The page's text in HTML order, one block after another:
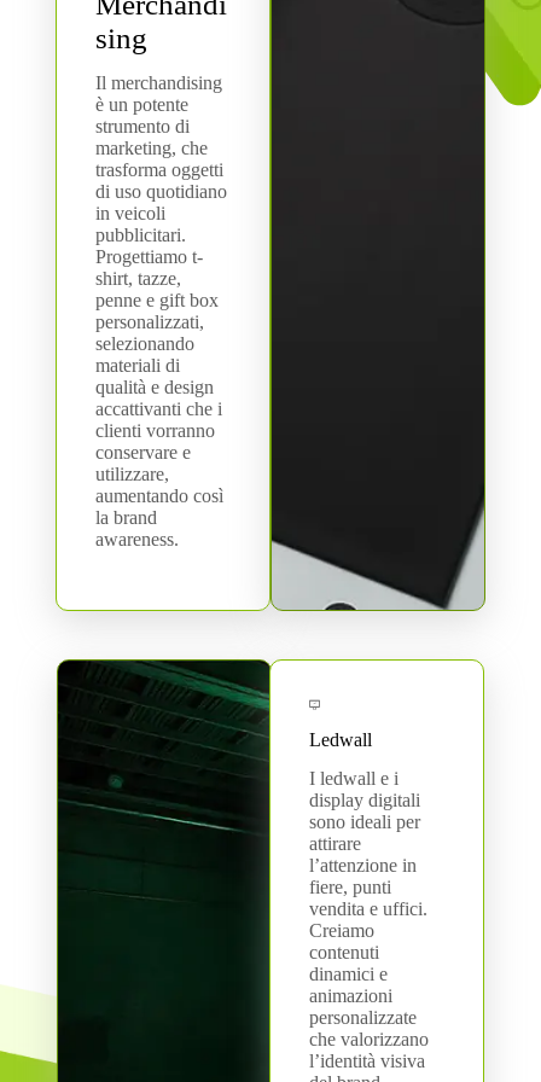
sing
Il merchandising
è un potente
strumento di
marketing, che
trasforma oggetti
di uso quotidiano
in veicoli
pubblicitari.
Progettiamo t-
shirt, tazze,
penne e gift box
personalizzati,
selezionando
materiali di
qualità e design
accattivanti che i
clienti vorranno
conservare e
utilizzare,
aumentando così
la brand
awareness.
Ledwall
I ledwall e i
display digitali
sono ideali per
attirare
l’attenzione in
fiere, punti
vendita e uffici.
Creiamo
contenuti
dinamici e
animazioni
personalizzate
che valorizzano
l’identità visiva